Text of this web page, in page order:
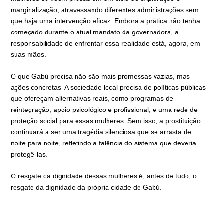
marginalização, atravessando diferentes administrações sem
que haja uma intervenção eficaz. Embora a prática não tenha
começado durante o atual mandato da governadora, a
responsabilidade de enfrentar essa realidade está, agora, em
suas mãos.
O que Gabú precisa não são mais promessas vazias, mas
ações concretas. A sociedade local precisa de políticas públicas
que ofereçam alternativas reais, como programas de
reintegração, apoio psicológico e profissional, e uma rede de
proteção social para essas mulheres. Sem isso, a prostituição
continuará a ser uma tragédia silenciosa que se arrasta de
noite para noite, refletindo a falência do sistema que deveria
protegê-las.
O resgate da dignidade dessas mulheres é, antes de tudo, o
resgate da dignidade da própria cidade de Gabú.